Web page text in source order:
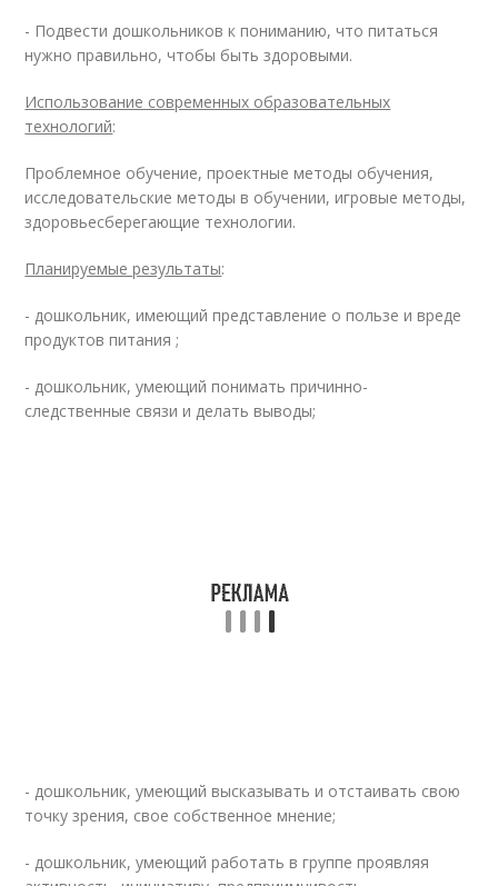
- Подвести дошкольников к пониманию, что питаться
нужно правильно, чтобы быть здоровыми.
Использование современных образовательных
технологий:
Проблемное обучение, проектные методы обучения,
исследовательские методы в обучении, игровые методы,
здоровьесберегающие технологии.
Планируемые результаты:
- дошкольник, имеющий представление о пользе и вреде
продуктов питания ;
- дошкольник, умеющий понимать причинно-
следственные связи и делать выводы;
- дошкольник, умеющий высказывать и отстаивать свою
точку зрения, свое собственное мнение;
- дошкольник, умеющий работать в группе проявляя